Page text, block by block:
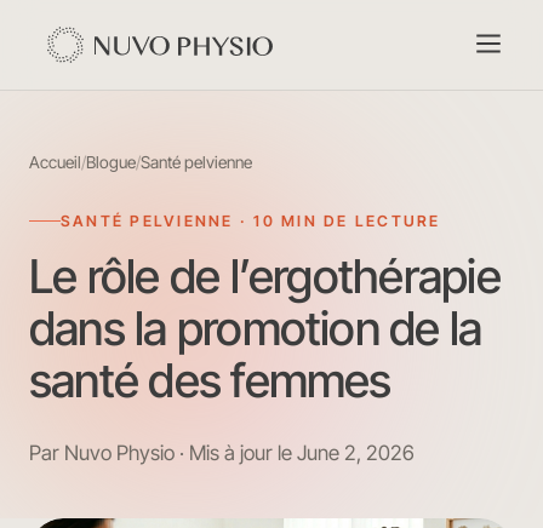
Accueil/Blogue/Santé pelvienne
SANTÉ PELVIENNE · 10 MIN DE LECTURE
Le rôle de l’ergothérapie
dans la promotion de la
santé des femmes
Par Nuvo Physio · Mis à jour le June 2, 2026